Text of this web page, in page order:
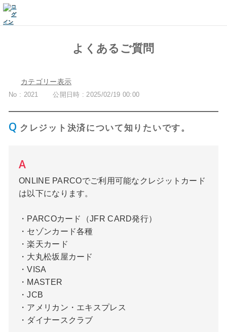
よくあるご質問
カテゴリー表示
No : 2021 公開日時 : 2025/02/19 00:00
クレジット決済について知りたいです。
ONLINE PARCOでご利用可能なクレジットカード
は以下になります。
・PARCOカード（JFR CARD発行）
・セゾンカード各種
・楽天カード
・大丸松坂屋カード
・VISA
・MASTER
・JCB
・アメリカン・エキスプレス
・ダイナースクラブ